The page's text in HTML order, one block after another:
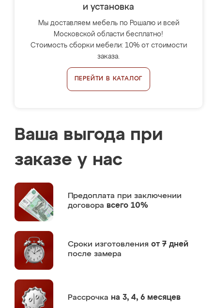
и установка
Мы доставляем мебель по Рошалю и всей
Московской области бесплатно!
Стоимость сборки мебели: 10% от стоимости
заказа.
ПЕРЕЙТИ В КАТАЛОГ
Ваша выгода при
заказе у нас
Предоплата при заключении
договора всего 10%
Сроки изготовления от 7 дней
после замера
Рассрочка на 3, 4, 6 месяцев